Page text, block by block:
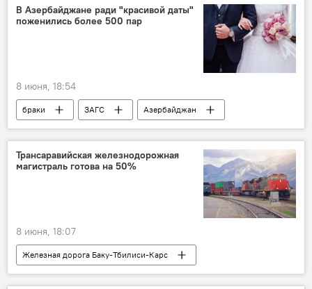
Джейхун Байрамов
В Азербайджане ради "красивой даты"
поженились более 500 пар
8 июня, 18:54
браки ЗАГС
Азербайджан
Свадьбы в Азербайджане
Свадьбы
Трансаравийская железнодорожная
магистраль готова на 50%
8 июня, 18:07
Железная дорога Баку-Тбилиси-Карс
Железные дороги